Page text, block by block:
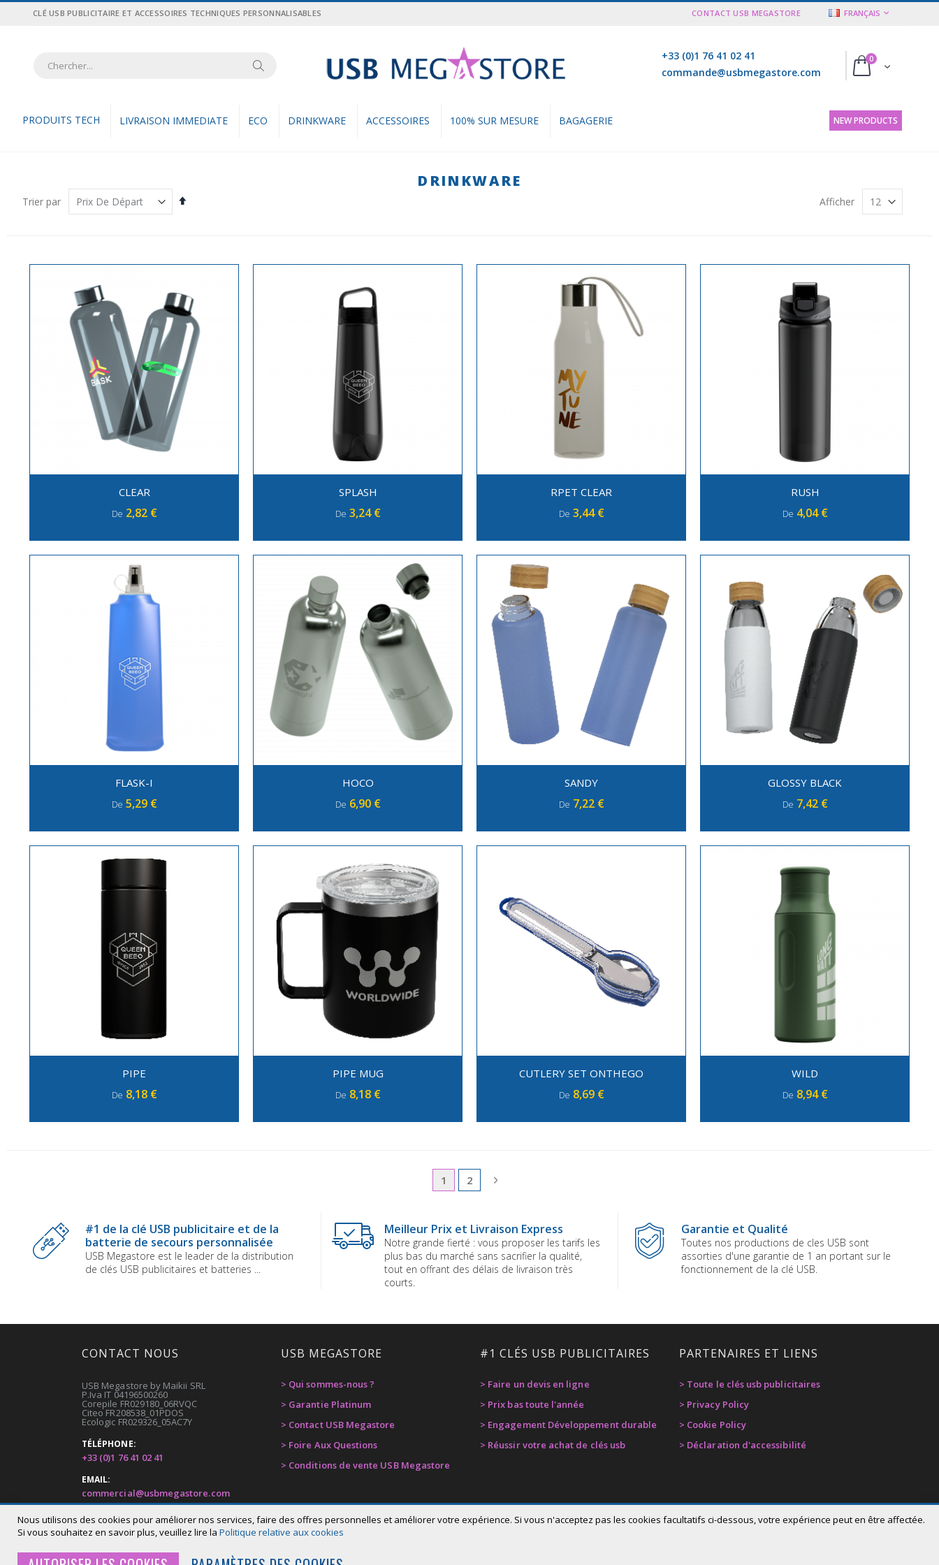
Allez
LANGUEFRANÇAIS
CLÉ USB PUBLICITAIRE ET ACCESSOIRES TECHNIQUES PERSONNALISABLES CONTACT USB MEGASTORE
Cart
0articles
Rechercher
+33 (0)1 76 41 02 41
commande@usbmegastore.com
PRODUITS TECH LIVRAISON IMMEDIATE ECO DRINKWARE ACCESSOIRES 100% SUR MESURE BAGAGERIE NEW PRODUCTS
DRINKWARE
Trier par
Par
Afficher
CLEAR
De 2,82 €
SPLASH
De 3,24 €
RPET CLEAR
De 3,44 €
RUSH
De 4,04 €
FLASK-I
De 5,29 €
HOCO
De 6,90 €
SANDY
De 7,22 €
GLOSSY BLACK
De 7,42 €
PIPE
De 8,18 €
PIPE MUG
De 8,18 €
CUTLERY SET ONTHEGO
De 8,69 €
WILD
De 8,94 €
Page
Vous lisez actuellement la page
1 Page
2 Page
Suivant
#1 de la clé USB publicitaire et de la
batterie de secours personnalisée
USB Megastore est le leader de la distribution
de clés USB publicitaires et batteries ...
Meilleur Prix et Livraison Express
Notre grande fierté : vous proposer les tarifs les
plus bas du marché sans sacrifier la qualité,
tout en offrant des délais de livraison très
courts.
Garantie et Qualité
Toutes nos productions de cles USB sont
assorties d'une garantie de 1 an portant sur le
fonctionnement de la clé USB.
CONTACT NOUS
USB Megastore by Maikii SRL
P.Iva IT 04196500260
Corepile FR029180_06RVQC
Citeo FR208538_01PDOS
Ecologic FR029326_05AC7Y
TÉLÉPHONE:
+33 (0)1 76 41 02 41
EMAIL:
commercial@usbmegastore.com
ADDRESSE:
Via G.Bortolan 44, Carbonera (TV) Italy
USB MEGASTORE
> Qui sommes-nous ?
> Garantie Platinum
> Contact USB Megastore
> Foire Aux Questions
> Conditions de vente USB Megastore
#1 CLÉS USB PUBLICITAIRES
> Faire un devis en ligne
> Prix bas toute l'année
> Engagement Développement durable
> Réussir votre achat de clés usb
PARTENAIRES ET LIENS
> Toute le clés usb publicitaires
> Privacy Policy
> Cookie Policy
> Déclaration d'accessibilité
Nous utilisons des cookies pour améliorer nos services, faire des offres personnelles et améliorer votre expérience. Si vous n'acceptez pas les cookies facultatifs ci-dessous, votre expérience peut en être affectée.
Si vous souhaitez en savoir plus, veuillez lire la Politique relative aux cookies